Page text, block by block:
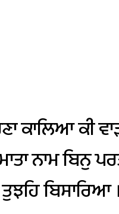
ਕਾਲਿਆਕੀ
ਨਾਮਬਿਨੁ
ਬਿਸਾਰਿਆ